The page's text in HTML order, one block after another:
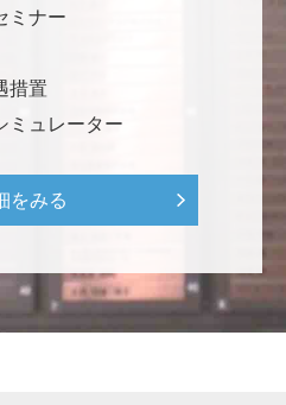
界の植物で繋がっている。
。 地球や室内の空気清浄、
世界の学会でも、子供たち
凄さを伝えていってほし
、３千年後も
味しい魚、美味しい日本
ミナー
措置
ミュレーター
をみる